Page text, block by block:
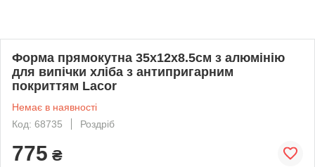
Форма прямокутна 35х12х8.5см з алюмінію
для випічки хліба з антипригарним
покриттям Lacor
Немає в наявності
Код: 68735
Роздріб
775 ₴